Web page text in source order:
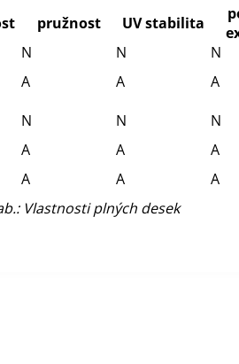
pružnost UV stabilita
N N N
A A A
N N N
A A A
A A A
Vlastnosti plných desek